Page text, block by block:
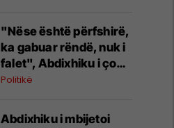
Saudite
"Nëse është përfshirë,
ka gabuar rëndë, nuk i
falet", Abdixhiku i çon
“selam” Përparim
Politikë
Abdixhiku i mbijetoi